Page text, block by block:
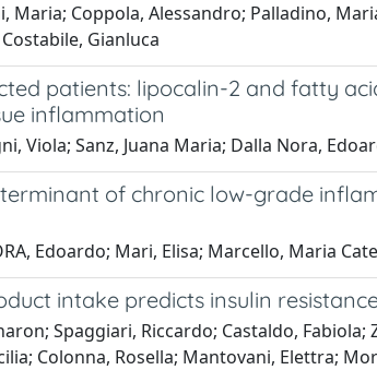
Maria; Coppola, Alessandro; Palladino,
Gianluca
patients: lipocalin-2 and fatty
inflammation
Viola; Sanz, Juana Maria; Dalla Nora,
of chronic low-grade
Edoardo; Mari, Elisa; Marcello, Maria
intake predicts insulin
Spaggiari, Riccardo; Castaldo,
Colonna, Rosella; Mantovani, Elettra;